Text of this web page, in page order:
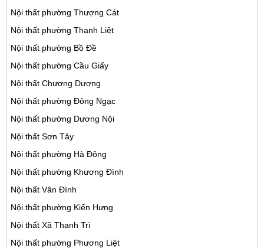
Nội thất phường Thượng Cát
Nội thất phường Thanh Liệt
Nội thất phường Bồ Đề
Nội thất phường Cầu Giấy
Nội thất Chương Dương
Nội thất phường Đông Ngạc
Nội thất phường Dương Nội
Nội thất Sơn Tây
Nội thất phường Hà Đông
Nội thất phường Khương Đình
Nội thất Vân Đình
Nội thất phường Kiến Hưng
Nội thất Xã Thanh Trì
Nội thất phường Phương Liệt